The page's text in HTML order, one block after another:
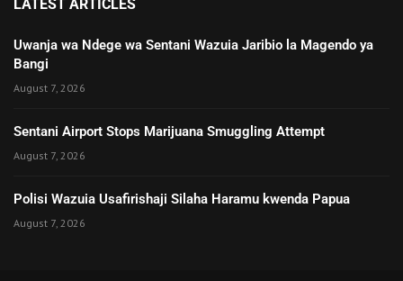
LATEST ARTICLES
Uwanja wa Ndege wa Sentani Wazuia Jaribio la Magendo ya
Bangi
August 7, 2026
Sentani Airport Stops Marijuana Smuggling Attempt
August 7, 2026
Polisi Wazuia Usafirishaji Silaha Haramu kwenda Papua
August 7, 2026